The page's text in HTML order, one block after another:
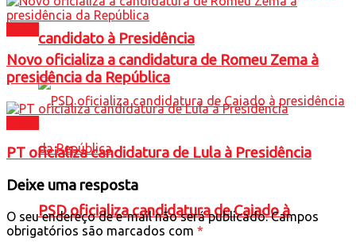
candidato à Presidência
PSD oficializa candidatura de Caiado à
Novo oficializa a candidatura de Romeu Zema à
presidência da República
PT oficializa candidatura de Lula à Presidência
Deixe uma resposta
O seu endereço de e-mail não será publicado.Campos
obrigatórios são marcados com *